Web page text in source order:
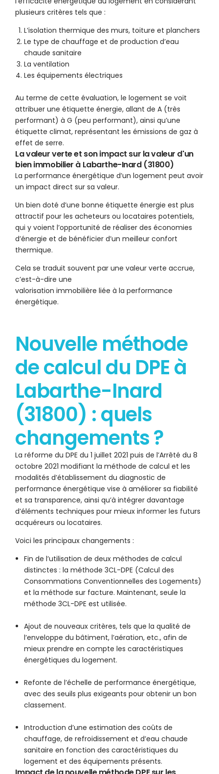
plusieurs critères tels que :
L’isolation thermique des murs, toiture et planchers
Le type de chauffage et de production d’eau
chaude sanitaire
La ventilation
Les équipements électriques
Au terme de cette évaluation, le logement se voit
attribuer une étiquette énergie, allant de A (très
performant) à G (peu performant), ainsi qu’une
étiquette climat, représentant les émissions de gaz à
effet de serre.
La valeur verte et son impact sur la valeur d'un
bien immobilier à Labarthe-Inard (31800)
La performance énergétique d’un logement peut avoir
un impact direct sur sa valeur.
Un bien doté d’une bonne étiquette énergie est plus
attractif pour les acheteurs ou locataires potentiels,
qui y voient l’opportunité de réaliser des économies
d’énergie et de bénéficier d’un meilleur confort
thermique.
Cela se traduit souvent par une valeur verte accrue,
c’est-à-dire une
valorisation immobilière liée à la performance
énergétique.
Nouvelle méthode
de calcul du DPE à
Labarthe-Inard
(31800) : quels
changements ?
La réforme du DPE du 1 juillet 2021 puis de l’Arrêté du 8
octobre 2021 modifiant la méthode de calcul et les
modalités d’établissement du diagnostic de
performance énergétique vise à améliorer sa fiabilité
et sa transparence, ainsi qu’à intégrer davantage
d’éléments techniques pour mieux informer les futurs
acquéreurs ou locataires.
Voici les principaux changements :
Fin de l’utilisation de deux méthodes de calcul
distinctes : la méthode 3CL-DPE (Calcul des
Consommations Conventionnelles des Logements)
et la méthode sur facture. Maintenant, seule la
méthode 3CL-DPE est utilisée.
Ajout de nouveaux critères, tels que la qualité de
l’enveloppe du bâtiment, l’aération, etc., afin de
mieux prendre en compte les caractéristiques
énergétiques du logement.
Refonte de l’échelle de performance énergétique,
avec des seuils plus exigeants pour obtenir un bon
classement.
Introduction d’une estimation des coûts de
chauffage, de refroidissement et d’eau chaude
sanitaire en fonction des caractéristiques du
logement et des équipements présents.